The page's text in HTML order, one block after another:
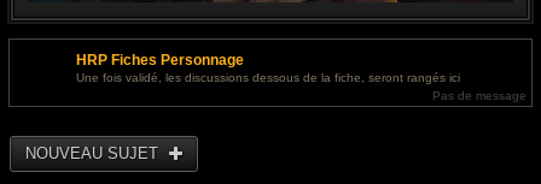
HRP Fiches Personnage
Une fois validé, les discussions dessous de la fiche, seront rangés ici
Pas de message
NOUVEAU SUJET